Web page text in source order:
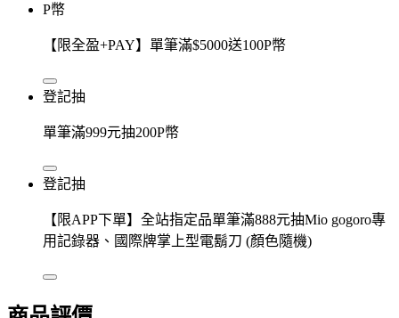
P幣
【限全盈+PAY】單筆滿$5000送100P幣
登記抽
單筆滿999元抽200P幣
登記抽
【限APP下單】全站指定品單筆滿888元抽Mio gogoro專
用記錄器、國際牌掌上型電鬍刀 (顏色隨機)